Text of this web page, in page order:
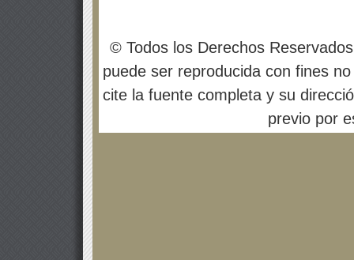
© Todos los Derechos
puede ser reproducida con fines
cite la fuente completa y su
previo por